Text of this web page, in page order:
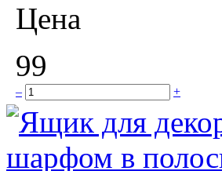
Цена
99
– +